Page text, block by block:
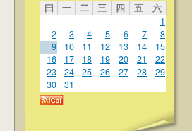
曰 一 二 三 四 五
六
1
2
3 4 5 6 7
8
9
10 11 12 13 14
15
16
17 18 19 20 21
22
23
24 25 26 27 28
29
30
31